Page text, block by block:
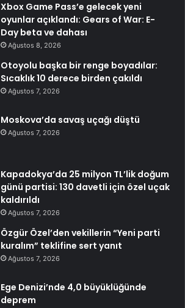
Xbox Game Pass’e gelecek yeni
oyunlar açıklandı: Gears of War: E-
Day beta ve dahası
Ağustos 8, 2026
Otoyolu başka bir renge boyadılar:
Sıcaklık 10 derece birden çakıldı
Ağustos 7, 2026
Moskova’da savaş uçağı düştü
Ağustos 7, 2026
Kapadokya’da 25 milyon TL’lik doğum
günü partisi: 130 davetli için özel uçak
kaldırıldı
Ağustos 7, 2026
Özgür Özel’den vekillerin “Yeni parti
kuralım” teklifine sert yanıt
Ağustos 7, 2026
Ege Denizi’nde 4,0 büyüklüğünde
deprem